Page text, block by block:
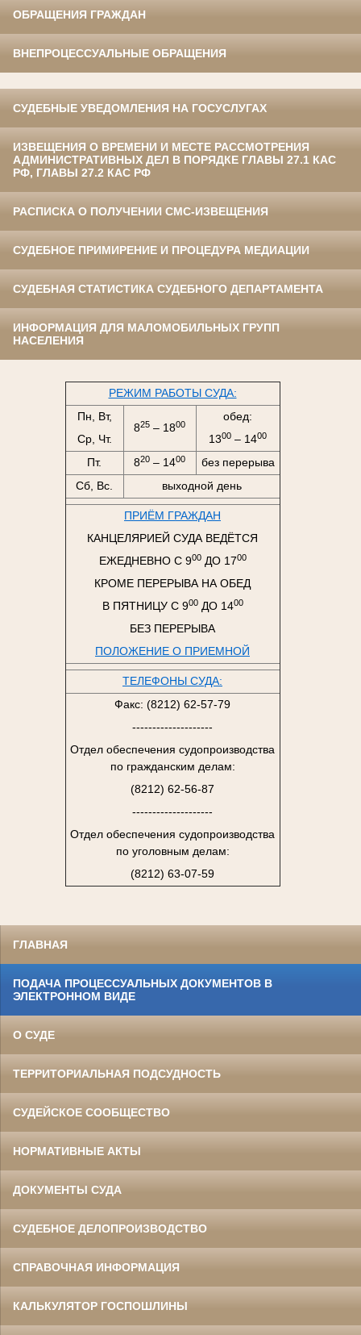
ОБРАЩЕНИЯ ГРАЖДАН
ВНЕПРОЦЕССУАЛЬНЫЕ ОБРАЩЕНИЯ
СУДЕБНЫЕ УВЕДОМЛЕНИЯ НА ГОСУСЛУГАХ
ИЗВЕЩЕНИЯ О ВРЕМЕНИ И МЕСТЕ РАССМОТРЕНИЯ
АДМИНИСТРАТИВНЫХ ДЕЛ В ПОРЯДКЕ ГЛАВЫ 27.1 КАС
РФ, ГЛАВЫ 27.2 КАС РФ
РАСПИСКА О ПОЛУЧЕНИИ СМС-ИЗВЕЩЕНИЯ
СУДЕБНОЕ ПРИМИРЕНИЕ И ПРОЦЕДУРА МЕДИАЦИИ
СУДЕБНАЯ СТАТИСТИКА СУДЕБНОГО ДЕПАРТАМЕНТА
ИНФОРМАЦИЯ ДЛЯ МАЛОМОБИЛЬНЫХ ГРУПП
НАСЕЛЕНИЯ
РЕЖИМ РАБОТЫ СУДА:
Пн, Вт,
Ср, Чт.
825 – 1800
обед:
1300 – 1400
Пт. 820 – 1400
без перерыва
Сб, Вс.
выходной день
ПРИЁМ ГРАЖДАН
КАНЦЕЛЯРИЕЙ СУДА ВЕДЁТСЯ
ЕЖЕДНЕВНО С 900ДО 1700
КРОМЕ ПЕРЕРЫВА НА ОБЕД
В ПЯТНИЦУ С 900ДО 1400
БЕЗ ПЕРЕРЫВА
ПОЛОЖЕНИЕ О ПРИЕМНОЙ
ТЕЛЕФОНЫ СУДА:
Факс: (8212) 62-57-79
--------------------
Отдел обеспечения судопроизводства
по гражданским делам:
(8212) 62-56-87
--------------------
Отдел обеспечения судопроизводства
по уголовным делам:
(8212) 63-07-59
ГЛАВНАЯ
ПОДАЧА ПРОЦЕССУАЛЬНЫХ ДОКУМЕНТОВ В
ЭЛЕКТРОННОМ ВИДЕ
О СУДЕ
ТЕРРИТОРИАЛЬНАЯ ПОДСУДНОСТЬ
СУДЕЙСКОЕ СООБЩЕСТВО
НОРМАТИВНЫЕ АКТЫ
ДОКУМЕНТЫ СУДА
СУДЕБНОЕ ДЕЛОПРОИЗВОДСТВО
СПРАВОЧНАЯ ИНФОРМАЦИЯ
КАЛЬКУЛЯТОР ГОСПОШЛИНЫ